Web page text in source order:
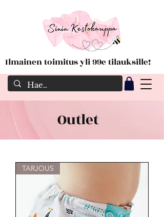
Ilmainen toimitus yli 99e tilauksille!
Outlet
TARJOUS